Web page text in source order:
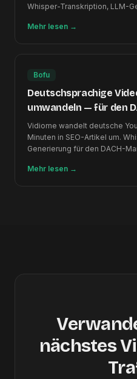
Whisper-Transkription, LLM-
Mehr lesen →
Bofu
Deutschsprachige
umwandeln — für den
Vidiome wandelt deutsche
Minuten in SEO-Artikel um.
Generierung für den DACH-
Mehr lesen →
nächstes